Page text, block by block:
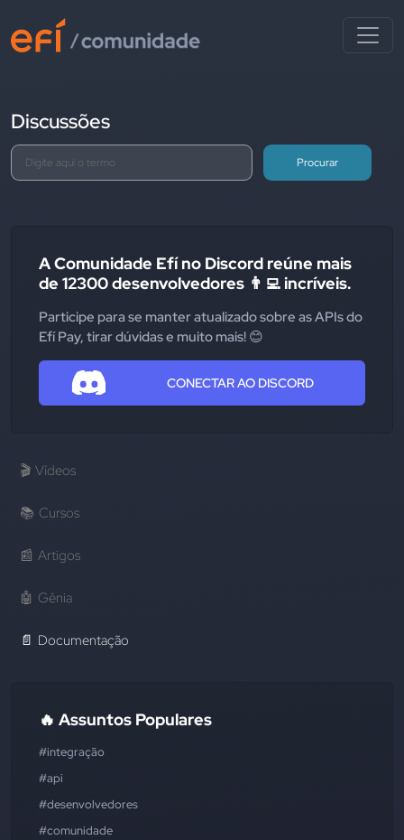
Discussões
Procurar
A Comunidade Efí no Discord reúne mais
de 12300 desenvolvedores 👨‍💻 incríveis.
Participe para se manter atualizado sobre as APIs do
Efí Pay, tirar dúvidas e muito mais! 😊
CONECTAR AO DISCORD
🎬 Vídeos
📚 Cursos
📰 Artigos
🤖 Gênia
📄 Documentação
🔥 Assuntos Populares
#integração
#api
#desenvolvedores
#comunidade